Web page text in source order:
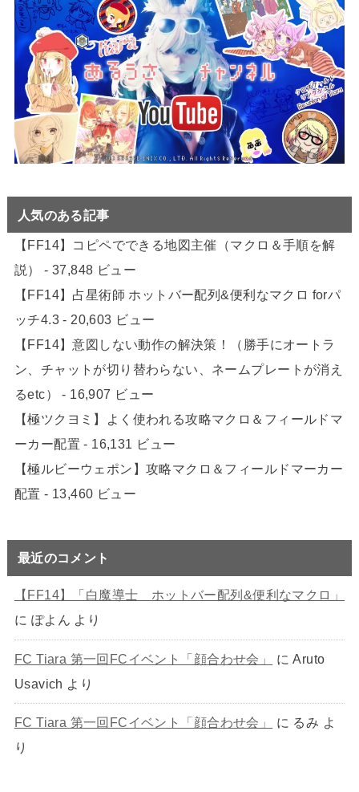
人気のある記事
【FF14】コピペでできる地図主催（マクロ＆手順を解
説）
- 37,848 ビュー
【FF14】占星術師 ホットバー配列&便利なマクロ forパ
ッチ4.3- 20,603 ビュー
【FF14】意図しない動作の解決策！（勝手にオートラ
ン、チャットが切り替わらない、ネームプレートが消え
るetc）
- 16,907 ビュー
【極ツクヨミ】よく使われる攻略マクロ＆フィールドマ
ーカー配置 - 16,131 ビュー
【極ルビーウェポン】攻略マクロ＆フィールドマーカー
配置 - 13,460 ビュー
最近のコメント
【FF14】「白魔導士 ホットバー配列&便利なマクロ」
に ぽよん より
FC Tiara 第一回FCイベント「顔合わせ会」 にAruto
Usavich より
FC Tiara 第一回FCイベント「顔合わせ会」 に るみ よ
り